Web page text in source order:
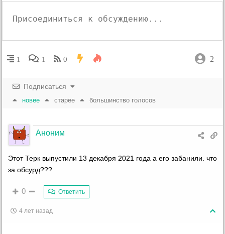
1 1 0 2
Подписаться
новее старее большинство голосов
Аноним
Этот Терк выпустили 13 декабря 2021 года а его забанили. что
за обсурд???
0 Ответить
4 лет назад